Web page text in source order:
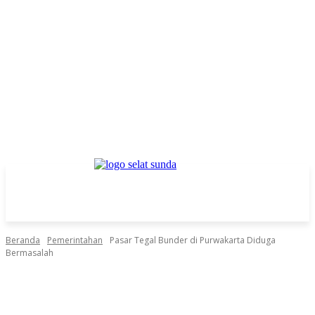
Beranda Pemerintahan
Pasar Tegal Bunder di Purwakarta Diduga
Bermasalah